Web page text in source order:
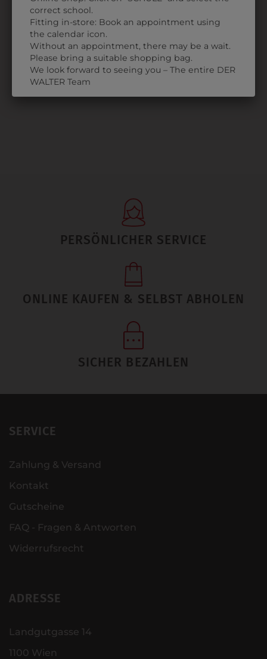
308255704
DAMEN
SCHLUPFKASACK
€ 49,90
PERSÖNLICHER SERVICE
ONLINE KAUFEN & SELBST ABHOLEN
SICHER BEZAHLEN
SERVICE
Zahlung & Versand
Kontakt
Gutscheine
FAQ - Fragen & Antworten
Widerrufsrecht
ADRESSE
Landgutgasse 14
1100 Wien
correct school.
Fitting in-store: Book an appointment using
the calendar icon.
Without an appointment, there may be a wait.
Please bring a suitable shopping bag.
We look forward to seeing you – The entire DER
WALTER Team